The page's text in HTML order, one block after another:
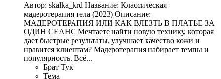
Автор: skalka_krd Название: Классическая
мадеротерапия тела (2023) Описание:
МАДЕРОТЕРАПИЯ ИЛИ КАК ВЛЕЗТЬ В ПЛАТЬЕ ЗА
ОДИН СЕАНС Мечтаете найти новую технику, которая
дает быстрые результаты, улучшает качество кожи и
нравится клиентам? Мадеротерапия набирает темпы и
популярность. Всё...
Брат Тук
Тема